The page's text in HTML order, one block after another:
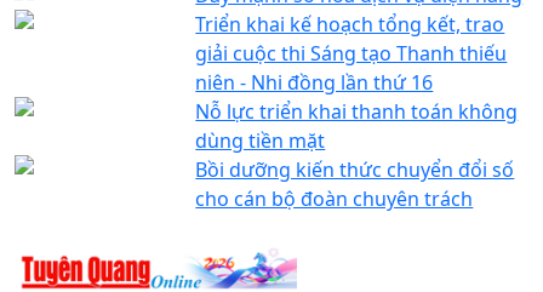
Triển khai kế hoạch tổng kết, trao
giải cuộc thi Sáng tạo Thanh thiếu
niên - Nhi đồng lần thứ 16
Nỗ lực triển khai thanh toán không
dùng tiền mặt
Bồi dưỡng kiến thức chuyển đổi số
cho cán bộ đoàn chuyên trách